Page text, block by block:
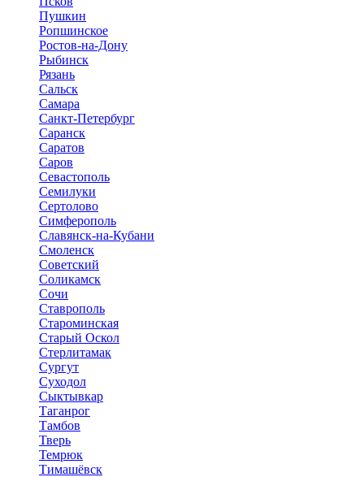
Пушкин
Ропшинское
Ростов-на-Дону
Рыбинск
Рязань
Сальск
Самара
Санкт-Петербург
Саранск
Саратов
Саров
Севастополь
Семилуки
Сертолово
Симферополь
Славянск-на-Кубани
Смоленск
Советский
Соликамск
Сочи
Ставрополь
Староминская
Старый Оскол
Стерлитамак
Сургут
Суходол
Сыктывкар
Таганрог
Тамбов
Тверь
Темрюк
Тимашёвск